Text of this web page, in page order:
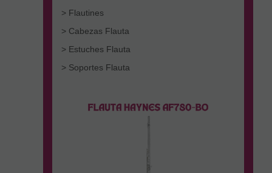
> Flautines
> Cabezas Flauta
> Estuches Flauta
> Soportes Flauta